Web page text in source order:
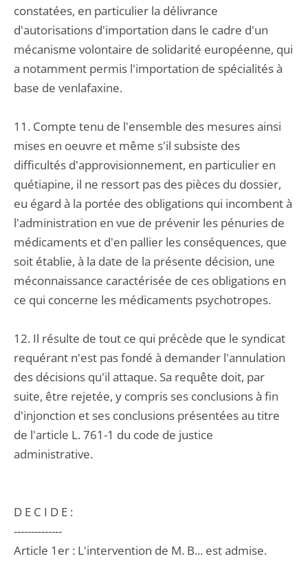
constatées, en particulier la délivrance
d'autorisations d'importation dans le cadre d'un
mécanisme volontaire de solidarité européenne, qui
a notamment permis l'importation de spécialités à
base de venlafaxine.
11. Compte tenu de l'ensemble des mesures ainsi
mises en oeuvre et même s'il subsiste des
difficultés d'approvisionnement, en particulier en
quétiapine, il ne ressort pas des pièces du dossier,
eu égard à la portée des obligations qui incombent à
l'administration en vue de prévenir les pénuries de
médicaments et d'en pallier les conséquences, que
soit établie, à la date de la présente décision, une
méconnaissance caractérisée de ces obligations en
ce qui concerne les médicaments psychotropes.
12. Il résulte de tout ce qui précède que le syndicat
requérant n'est pas fondé à demander l'annulation
des décisions qu'il attaque. Sa requête doit, par
suite, être rejetée, y compris ses conclusions à fin
d'injonction et ses conclusions présentées au titre
de l'article L. 761-1 du code de justice
administrative.
D E C I D E :
--------------
Article 1er : L'intervention de M. B... est admise.